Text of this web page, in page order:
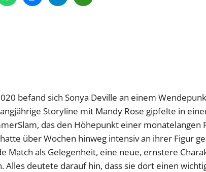
befand sich Sonya Deville an einem
Storyline mit Mandy Rose gipfelte in
das den Höhepunkt einer monatelangen
über Wochen hinweg intensiv an ihrer Figur
Match als Gelegenheit, eine neue, ernstere
Alles deutete darauf hin, dass sie dort einen